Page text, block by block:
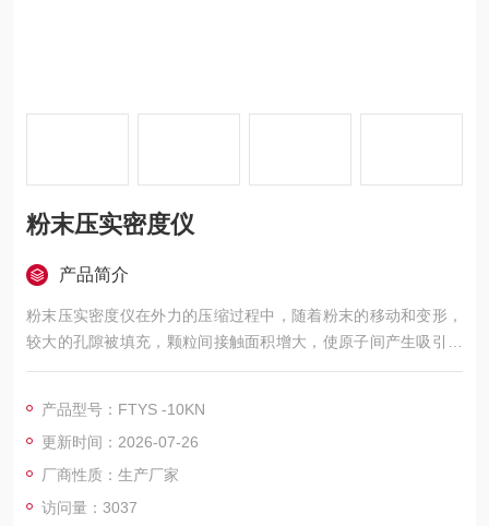
粉末压实密度仪
产品简介
粉末压实密度仪在外力的压缩过程中，随着粉末的移动和变形，
较大的孔隙被填充，颗粒间接触面积增大，使原子间产生吸引力
且颗粒间的机械契合作用增强，从而形成具有一定密度和强度的
压实密度的计算公式：压实密度=面密度/材料的厚度
在锂离子电池设计过程中，压实密度=面密度/(极片碾压后的厚度
—集流体厚度)
压实密度分为：负极压实密度Anode density（或称为阳极压实密
产品型号：FTYS -10KN
更新时间：2026-07-26
厂商性质：生产厂家
访问量：3037